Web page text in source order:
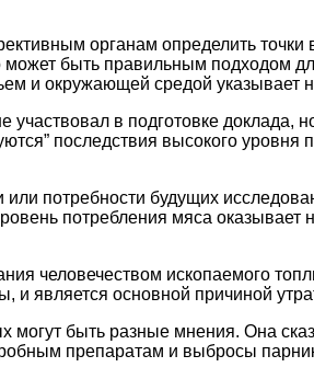
органам определить
может быть правильным подходом
и окружающей средой указывает
в подготовке доклада,
последствия высокого уровня
или потребности будущих
потребления мяса оказывает
человечеством ископаемого
является основной причиной
могут быть разные мнения. Она
препаратам и выбросы